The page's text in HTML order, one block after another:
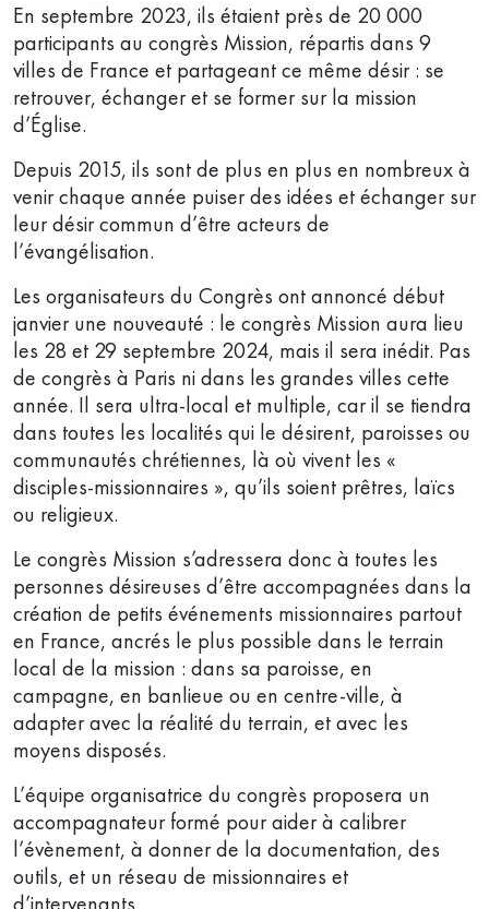
En septembre 2023, ils étaient près de 20 000
participants au congrès Mission, répartis dans 9
villes de France et partageant ce même désir : se
retrouver, échanger et se former sur la mission
d’Église.
Depuis 2015, ils sont de plus en plus en nombreux à
venir chaque année puiser des idées et échanger sur
leur désir commun d’être acteurs de
l’évangélisation.
Les organisateurs du Congrès ont annoncé début
janvier une nouveauté : le congrès Mission aura lieu
les 28 et 29 septembre 2024, mais il sera inédit. Pas
de congrès à Paris ni dans les grandes villes cette
année. Il sera ultra-local et multiple, car il se tiendra
dans toutes les localités qui le désirent, paroisses ou
communautés chrétiennes, là où vivent les «
disciples-missionnaires », qu’ils soient prêtres, laïcs
ou religieux.
Le congrès Mission s’adressera donc à toutes les
personnes désireuses d’être accompagnées dans la
création de petits événements missionnaires partout
en France, ancrés le plus possible dans le terrain
local de la mission : dans sa paroisse, en
campagne, en banlieue ou en centre-ville, à
adapter avec la réalité du terrain, et avec les
moyens disposés.
L’équipe organisatrice du congrès proposera un
accompagnateur formé pour aider à calibrer
l’évènement, à donner de la documentation, des
outils, et un réseau de missionnaires et